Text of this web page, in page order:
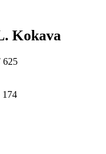
Kokava
625
174